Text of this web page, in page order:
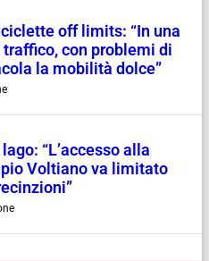
off limits: “In una
con problemi di
la mobilità dolce”
“L’accesso alla
Voltiano va limitato